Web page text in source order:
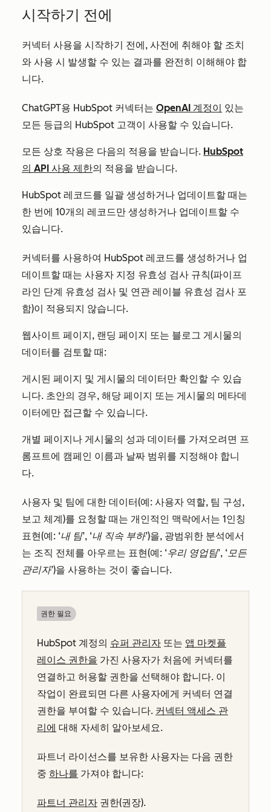
시작하기 전에
커넥터 사용을 시작하기 전에, 사전에 취해야 할 조치
와 사용 시 발생할 수 있는 결과를 완전히 이해해야 합
니다.
ChatGPT용 HubSpot 커넥터는 OpenAI 계정이 있는
모든 등급의 HubSpot 고객이 사용할 수 있습니다.
모든 상호 작용은 다음의 적용을 받습니다. HubSpot
의 API 사용 제한의 적용을 받습니다.
HubSpot 레코드를 일괄 생성하거나 업데이트할 때는
한 번에 10개의 레코드만 생성하거나 업데이트할 수
있습니다.
커넥터를 사용하여 HubSpot 레코드를 생성하거나 업
데이트할 때는 사용자 지정 유효성 검사 규칙(파이프
라인 단계 유효성 검사 및 연관 레이블 유효성 검사 포
함)이 적용되지 않습니다.
웹사이트 페이지, 랜딩 페이지 또는 블로그 게시물의
데이터를 검토할 때:
게시된 페이지 및 게시물의 데이터만 확인할 수 있습
니다. 초안의 경우, 해당 페이지 또는 게시물의 메타데
이터에만 접근할 수 있습니다.
개별 페이지나 게시물의 성과 데이터를 가져오려면 프
롬프트에 캠페인 이름과 날짜 범위를 지정해야 합니
다.
사용자 및 팀에 대한 데이터(예: 사용자 역할, 팀 구성,
보고 체계)를 요청할 때는 개인적인 맥락에서는 1인칭
표현(예: ‘내 팀’, ‘내 직속 부하’)을, 광범위한 분석에서
는 조직 전체를 아우르는 표현(예: ‘우리 영업팀’, ‘모든
관리자’)을 사용하는 것이 좋습니다.
권한 필요
HubSpot 계정의 슈퍼 관리자 또는 앱 마켓플
레이스 권한을 가진 사용자가 처음에 커넥터를
연결하고 허용할 권한을 선택해야 합니다. 이
작업이 완료되면 다른 사용자에게 커넥터 연결
권한을 부여할 수 있습니다. 커넥터 액세스 관
리에 대해 자세히 알아보세요.
파트너 라이선스를 보유한 사용자는 다음 권한
중 하나를 가져야 합니다:
파트너 관리자 권한(권장).